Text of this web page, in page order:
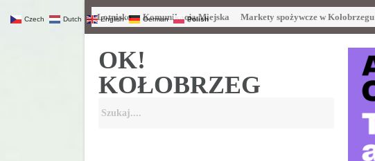
Lotnisko Komunikacja Miejska Markety spożywcze w Kołobrzegu
OK!
KOŁOBRZEG
Czech Dutch English German Polish